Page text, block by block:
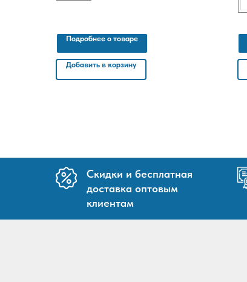
Подробнее о товаре
Добавить в корзину
Скидки и бесплатная
доставка оптовым
клиентам